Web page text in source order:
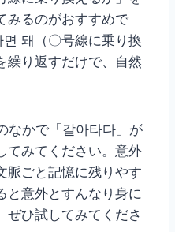
みるのがおすすめで
돼（〇号線に乗り換
繰り返すだけで、自然
なかで「갈아타다」が
てみてください。意外
脈ごと記憶に残りやす
と意外とすんなり身に
ぜひ試してみてくださ